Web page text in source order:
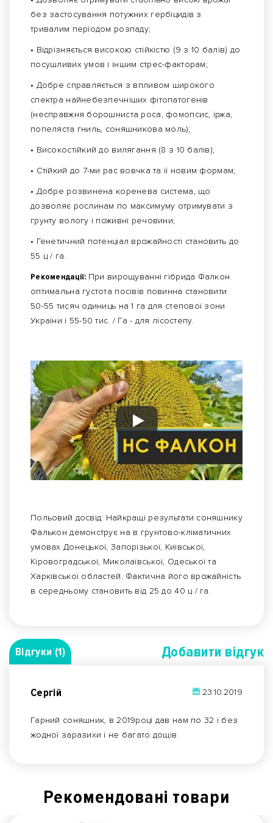
без застосування потужних гербіцидів з
тривалим періодом розпаду;
• Відрізняється високою стійкістю (9 з 10 балів) до
посушливих умов і іншим стрес-факторам;
• Добре справляється з впливом широкого
спектра найнебезпечніших фітопатогенів
(несправжня борошниста роса, фомопсис, іржа,
попеляста гниль, соняшникова моль);
• Високостійкий до вилягання (8 з 10 балів);
• Стійкий до 7-ми рас вовчка та її новим формам;
• Добре розвинена коренева система, що
дозволяє рослинам по максимуму отримувати з
грунту вологу і поживні речовини;
• Генетичний потенціал врожайності становить до
55 ц / га.
Рекомендації: При вирощуванні гібрида Фалкон
оптимальна густота посівів повинна становити
50-55 тисяч одиниць на 1 га для степової зони
України і 55-50 тис. / Га - для лісостепу.
Польовий досвід: Найкращі результати соняшнику
Фалькон демонструє на в грунтово-кліматичних
умовах Донецької, Запорізької, Київської,
Кіровоградської, Миколаївської, Одеської та
Харківської областей. Фактична його врожайність
в середньому становить від 25 до 40 ц / га.
Відгуки (1) Добавити вiдгук
Сергій 23.10.2019
Гарний соняшник, в 2019році дав нам по 32 і без
жодної заразихи і не багато дощів
Рекомендованi товари